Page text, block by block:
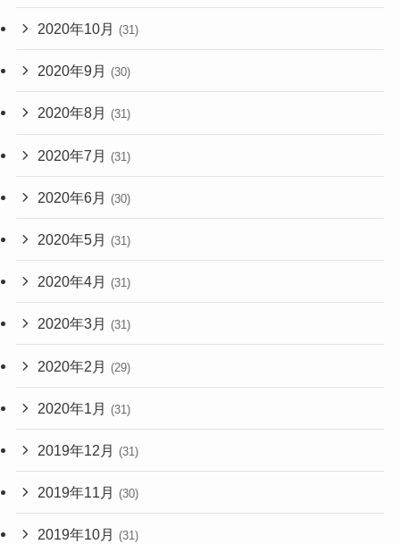
2020年10月 (31)
2020年9月 (30)
2020年8月 (31)
2020年7月 (31)
2020年6月 (30)
2020年5月 (31)
2020年4月 (31)
2020年3月 (31)
2020年2月 (29)
2020年1月 (31)
2019年12月 (31)
2019年11月 (30)
2019年10月 (31)